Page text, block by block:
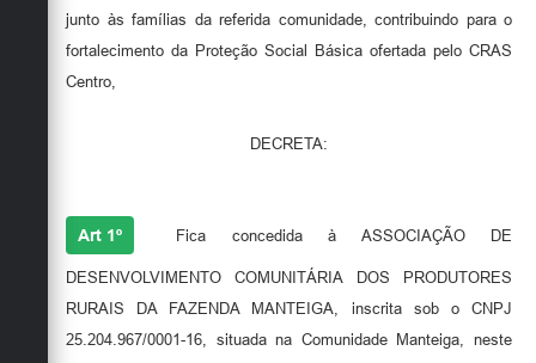
Sala M. do Empreendedor
Secretarias
junto às famílias da referida comunidade, contribuindo para o
fortalecimento da Proteção Social Básica ofertada pelo CRAS
Centro,
DECRETA:
Art 1º Fica concedida à ASSOCIAÇÃO DE
DESENVOLVIMENTO COMUNITÁRIA DOS PRODUTORES
RURAIS DA FAZENDA MANTEIGA, inscrita sob o CNPJ
25.204.967/0001-16, situada na Comunidade Manteiga, neste